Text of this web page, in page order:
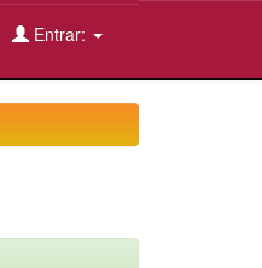
Entrar: